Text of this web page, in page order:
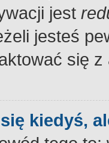
jest
jesteś
się
kiedyś,